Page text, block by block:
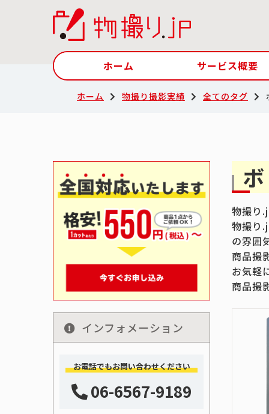
ホーム サービス概要
ホーム 物撮り撮影実績 全てのタグ
物撮り
物撮り
の雰囲
商品撮
お気軽
商品撮
インフォメーション
お電話でもお問い合わせください
06-6567-9189